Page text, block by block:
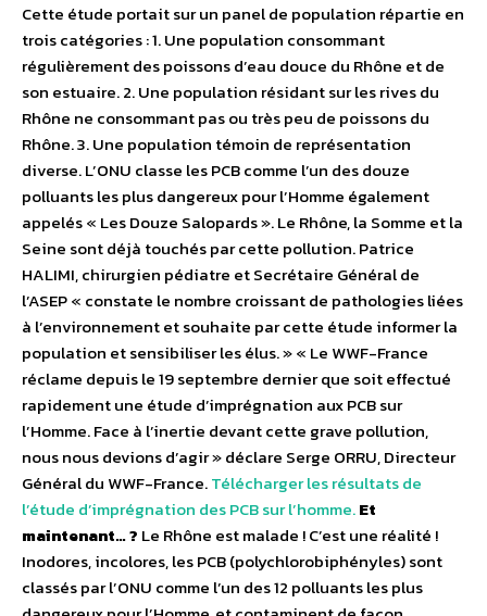
Cette étude portait sur un panel de population répartie en
trois catégories : 1. Une population consommant
régulièrement des poissons d’eau douce du Rhône et de
son estuaire. 2. Une population résidant sur les rives du
Rhône ne consommant pas ou très peu de poissons du
Rhône. 3. Une population témoin de représentation
diverse. L’ONU classe les PCB comme l’un des douze
polluants les plus dangereux pour l’Homme également
appelés « Les Douze Salopards ». Le Rhône, la Somme et la
Seine sont déjà touchés par cette pollution. Patrice
HALIMI, chirurgien pédiatre et Secrétaire Général de
l’ASEP « constate le nombre croissant de pathologies liées
à l’environnement et souhaite par cette étude informer la
population et sensibiliser les élus. » « Le WWF-France
réclame depuis le 19 septembre dernier que soit effectué
rapidement une étude d’imprégnation aux PCB sur
l’Homme. Face à l’inertie devant cette grave pollution,
nous nous devions d’agir » déclare Serge ORRU, Directeur
Général du WWF-France.Télécharger les résultats de
l’étude d’imprégnation des PCB sur l’homme.Et
maintenant… ? Le Rhône est malade ! C’est une réalité !
Inodores, incolores, les PCB (polychlorobiphényles) sont
classés par l’ONU comme l’un des 12 polluants les plus